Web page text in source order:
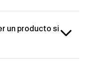
un producto si